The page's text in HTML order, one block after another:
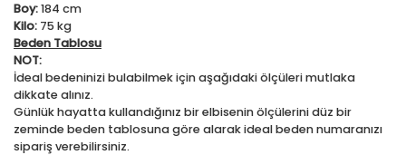
Boy:184 cm
Kilo: 75 kg
Beden Tablosu
NOT:
İdeal bedeninizi bulabilmek için aşağıdaki ölçüleri mutlaka
dikkate alınız.
Günlük hayatta kullandığınız bir elbisenin ölçülerini düz bir
zeminde beden tablosuna göre alarak ideal beden numaranızı
sipariş verebilirsiniz.